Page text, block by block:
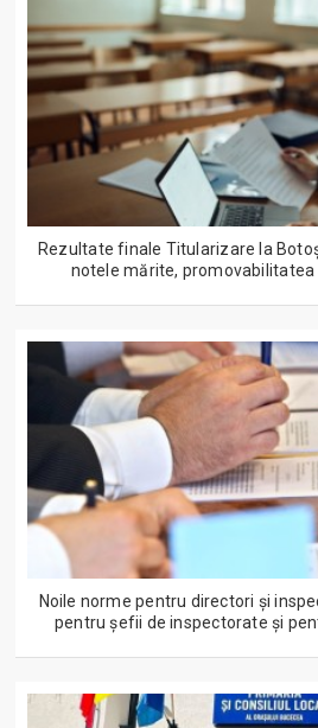
Rezultate finale Titularizare la
notele mărite, promovabilitatea
Noile norme pentru directori și
pentru șefii de inspectorate și